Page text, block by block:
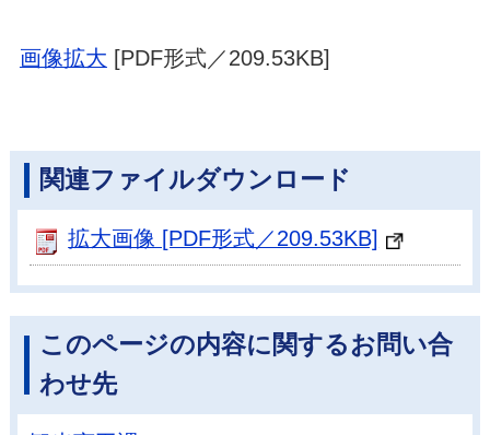
画像拡大 [PDF形式／209.53KB]
関連ファイルダウンロード
拡大画像 [PDF形式／209.53KB]
このページの内容に関するお問い合
わせ先